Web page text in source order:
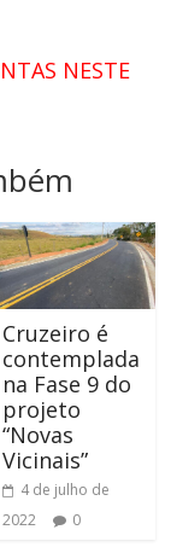
NESTE
Cruzeiro é
contemplada
na Fase 9 do
projeto
“Novas
Vicinais”
4 de julho de
2022
0